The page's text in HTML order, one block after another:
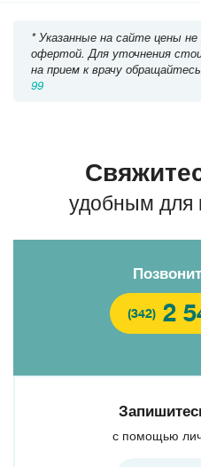
* Указанные на сайте цены
офертой. Для уточнения
на прием к врачу
99
удобным для
(342) 2
с помощью